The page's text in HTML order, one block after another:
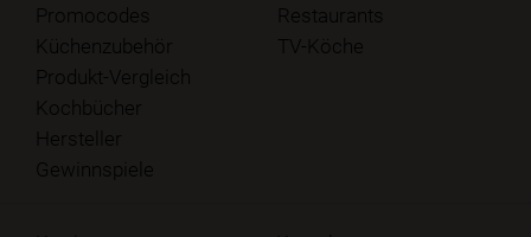
Promocodes
Küchenzubehör
Produkt-Vergleich
Kochbücher
Hersteller
Gewinnspiele
Restaurants
TV-Köche